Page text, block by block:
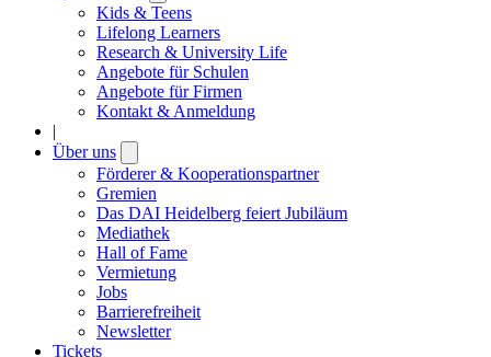
submenu
Kids & Teens
Lifelong Learners
Research & University Life
Angebote für Schulen
Angebote für Firmen
Kontakt & Anmeldung
|
Über uns
submenu
Förderer & Kooperationspartner
Gremien
Das DAI Heidelberg feiert Jubiläum
Mediathek
Hall of Fame
Vermietung
Jobs
Barrierefreiheit
Newsletter
Tickets